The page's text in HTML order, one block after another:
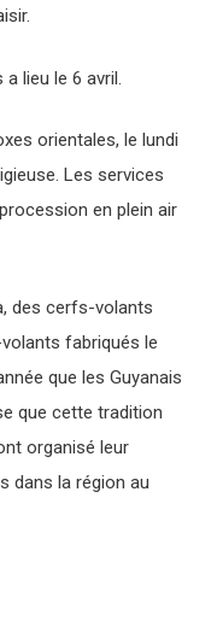
lieu le 6 avril.
orientales, le lundi
Les services
en plein air
des cerfs-volants
fabriqués le
que les Guyanais
que cette tradition
organisé leur
dans la région au